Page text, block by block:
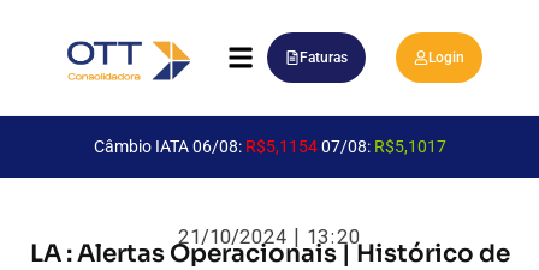
Faturas Login
Câmbio IATA 06/08: R$5,115407/08: R$5,1017
21/10/2024 | 13:20
LA : Alertas Operacionais | Histórico de